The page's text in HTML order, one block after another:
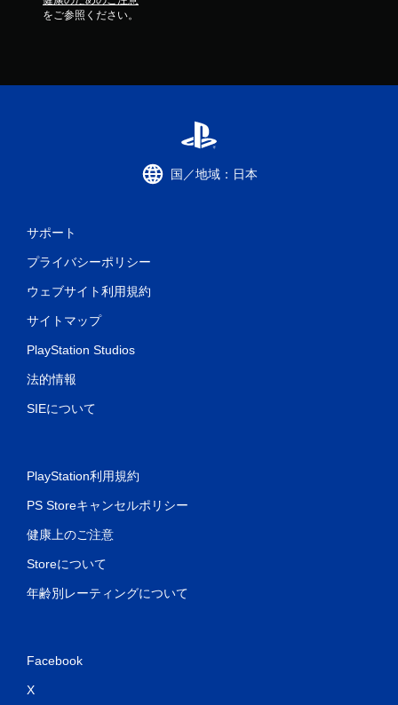
をご参照ください。
国／地域：日本
サポート
プライバシーポリシー
ウェブサイト利用規約
サイトマップ
PlayStation Studios
法的情報
SIEについて
PlayStation利用規約
PS Storeキャンセルポリシー
健康上のご注意
Storeについて
年齢別レーティングについて
Facebook
X